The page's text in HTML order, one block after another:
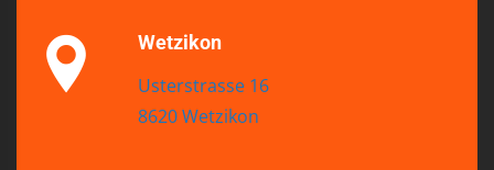
Wetzikon
Usterstrasse 16
8620 Wetzikon